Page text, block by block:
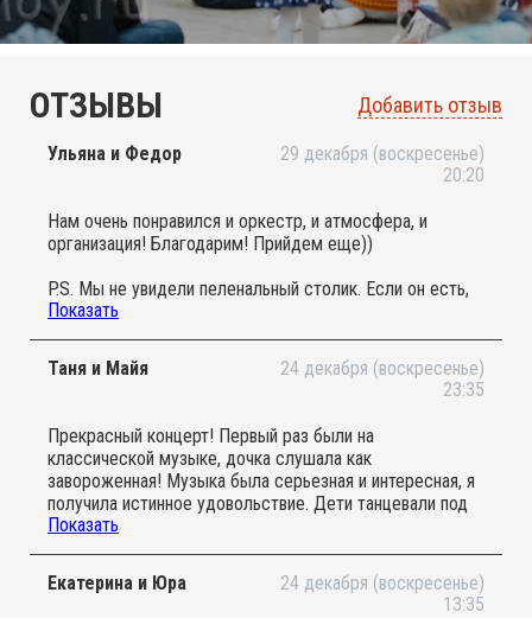
ОТЗЫВЫ Добавить отзыв
Ульяна и Федор
29 декабря (воскресенье)
20:20
Нам очень понравился и оркестр, и атмосфера, и
организация! Благодарим! Прийдем еще))
P.S. Мы не увидели пеленальный столик. Если он есть,
то вообще вск идеально организовано!
Показать
Таня и Майя
24 декабря (воскресенье)
23:35
Прекрасный концерт! Первый раз были на
классической музыке, дочка слушала как
завороженная! Музыка была серьезная и интересная, я
получила истинное удовольствие. Дети танцевали под
руководством дирижера)), было даже несколько
композиций , когда вместе все пели! Такое прям
новогоднее волшебное настроение.
Спасибо огромное за такую возможность.
Показать
Екатерина и Юра
24 декабря (воскресенье)
13:35